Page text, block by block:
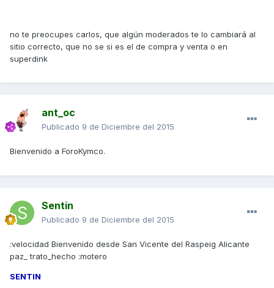
no te preocupes carlos, que algún moderados te lo cambiará al
sitio correcto, que no se si es el de compra y venta o en
superdink
ant_oc
Publicado 9 de Diciembre del 2015
Bienvenido a ForoKymco.
Sentin
Publicado 9 de Diciembre del 2015
:velocidad Bienvenido desde San Vicente del Raspeig Alicante
paz_ trato_hecho :motero
SENTIN